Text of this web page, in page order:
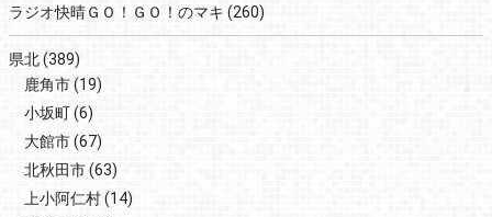
ラジオ快晴ＧＯ！ＧＯ！のマキ (260)
県北(389)
鹿角市(19)
小坂町(6)
大館市(67)
北秋田市(63)
上小阿仁村(14)